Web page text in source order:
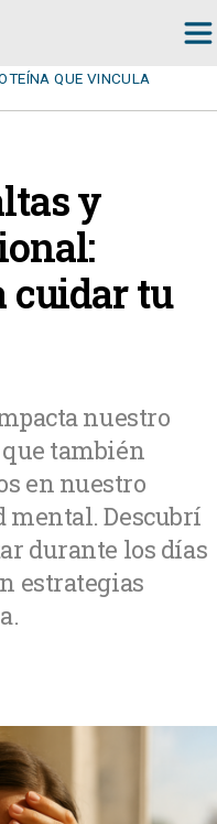
QUE VINCULA
y
cuidar tu
nuestro
también
en nuestro
mental. Descubrí
durante los días
estrategias